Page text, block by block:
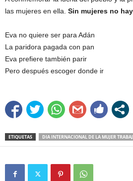
las mujeres en ella. Sin mujeres no
Eva no quiere ser para Adán
La paridora pagada con pan
Eva prefiere también parir
Pero después escoger donde ir
ETIQUETAS DIA INTERNACIONAL DE LA MUJER